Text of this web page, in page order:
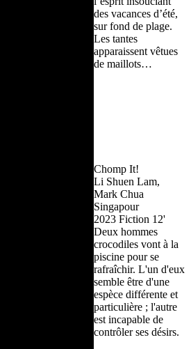
des vacances d’été,
sur fond de plage.
Les tantes
apparaissent vêtues
de maillots…
Chomp It!
Li Shuen Lam,
Mark Chua
Singapour
2023 Fiction 12'
Deux hommes
crocodiles vont à la
piscine pour se
rafraîchir. L'un d'eux
semble être d'une
espèce différente et
particulière ; l'autre
est incapable de
contrôler ses désirs.